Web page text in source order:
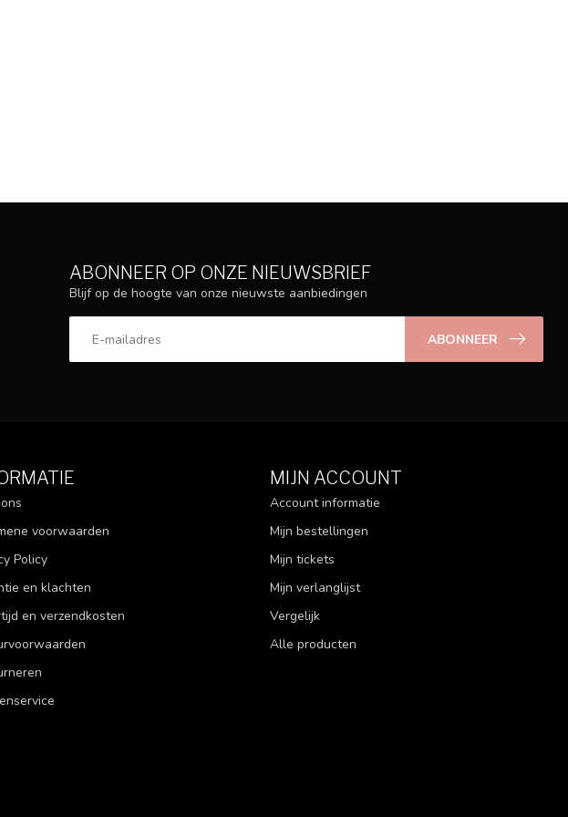
ABONNEER OP ONZE NIEUWSBRIEF
Blijf op de hoogte van onze nieuwste aanbiedingen
ABONNEER
voorwaarden
Policy
en klachten
en verzendkosten
MIJN ACCOUNT
Account informatie
Mijn bestellingen
Mijn tickets
Mijn verlanglijst
Vergelijk
Alle producten